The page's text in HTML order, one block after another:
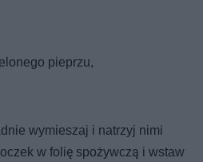
pieprzu,
wymieszaj i natrzyj nimi
w folię spożywczą i wstaw